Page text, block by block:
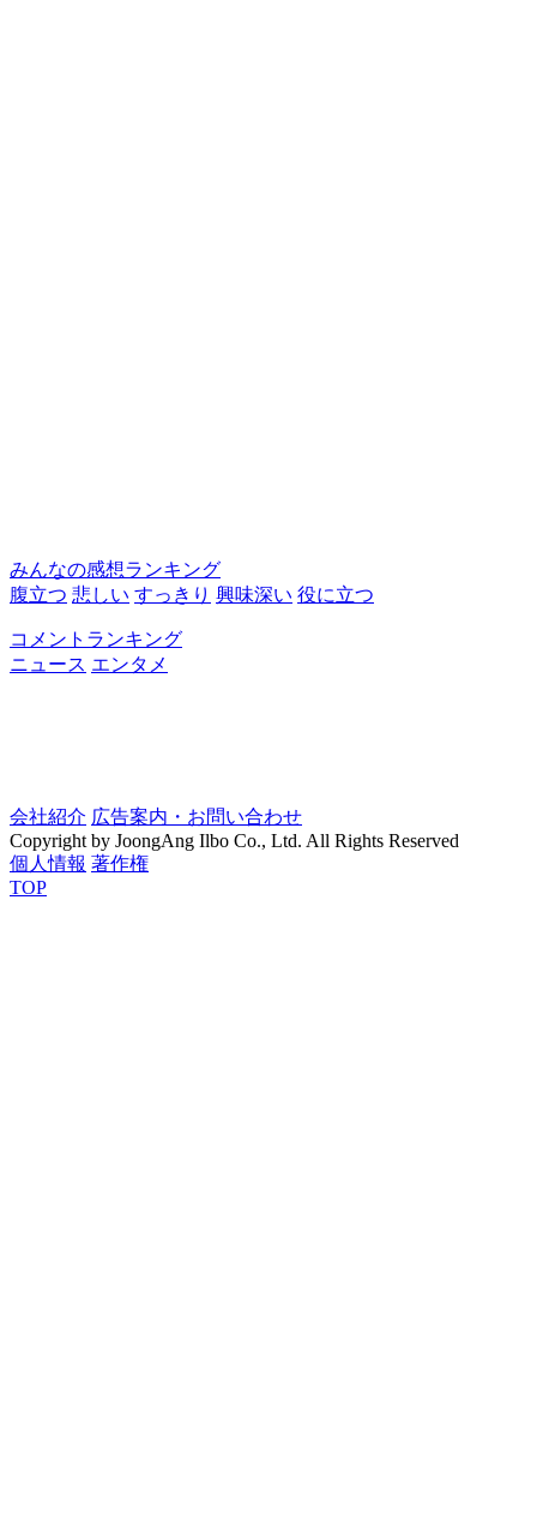
みんなの感想ランキング
腹立つ 悲しい すっきり 興味深い 役に立つ
コメントランキング
ニュース エンタメ
会社紹介 広告案内・お問い合わせ
Copyright by JoongAng Ilbo Co., Ltd. All Rights Reserved
個人情報 著作権
TOP